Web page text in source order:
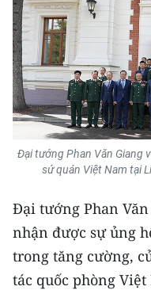
Đại tướng Phan Văn Giang
sứ quán Việt Nam tại
Đại tướng Phan
nhận được sự ủng
trong tăng cường,
tác quốc phòng